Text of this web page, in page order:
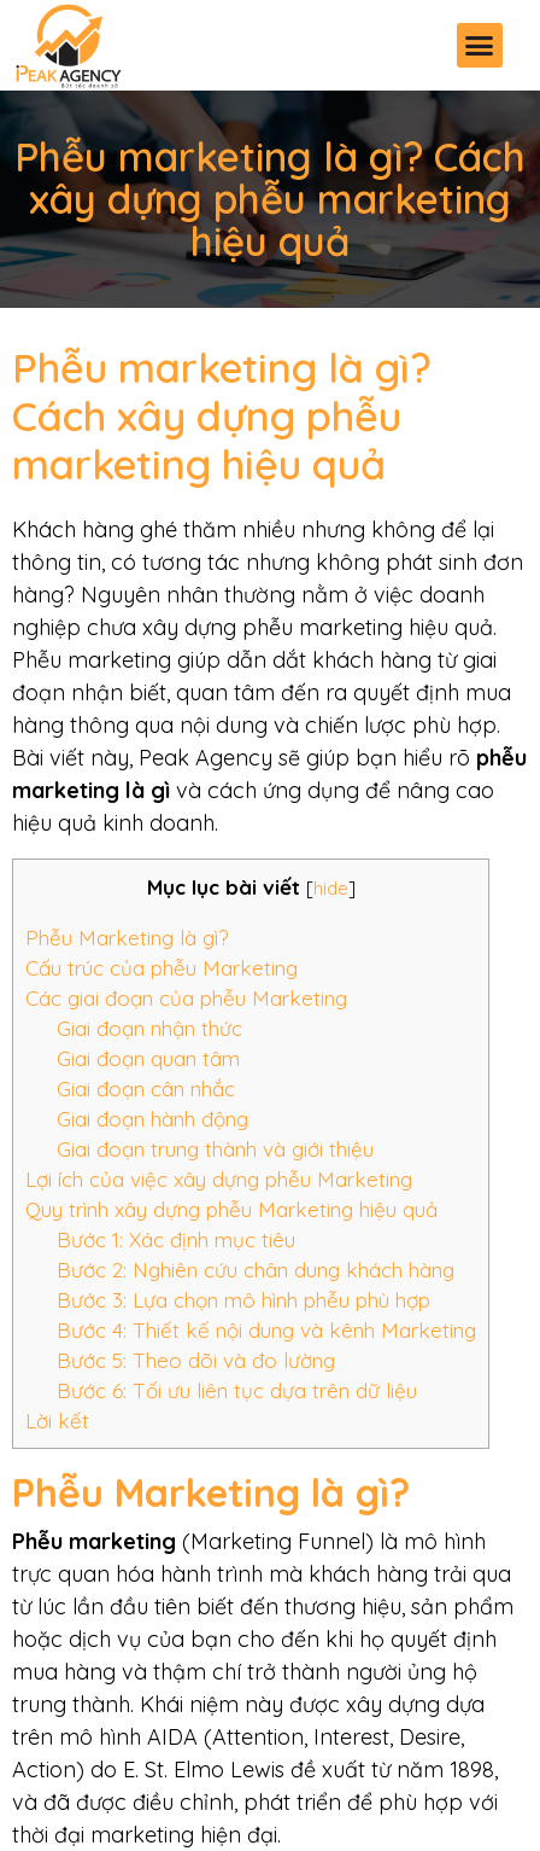
Phễu marketing là gì? Cách
xây dựng phễu marketing
hiệu quả
Phễu marketing là gì?
Cách xây dựng phễu
marketing hiệu quả
Khách hàng ghé thăm nhiều nhưng không để lại
thông tin, có tương tác nhưng không phát sinh đơn
hàng? Nguyên nhân thường nằm ở việc doanh
nghiệp chưa xây dựng phễu marketing hiệu quả.
Phễu marketing giúp dẫn dắt khách hàng từ giai
đoạn nhận biết, quan tâm đến ra quyết định mua
hàng thông qua nội dung và chiến lược phù hợp.
Bài viết này, Peak Agency sẽ giúp bạn hiểu rõ phễu
marketing là gì và cách ứng dụng để nâng cao
hiệu quả kinh doanh.
Mục lục bài viết [hide]
Phễu Marketing là gì?
Cấu trúc của phễu Marketing
Các giai đoạn của phễu Marketing
Giai đoạn nhận thức
Giai đoạn quan tâm
Giai đoạn cân nhắc
Giai đoạn hành động
Giai đoạn trung thành và giới thiệu
Lợi ích của việc xây dựng phễu Marketing
Quy trình xây dựng phễu Marketing hiệu quả
Bước 1: Xác định mục tiêu
Bước 2: Nghiên cứu chân dung khách hàng
Bước 3: Lựa chọn mô hình phễu phù hợp
Bước 4: Thiết kế nội dung và kênh Marketing
Bước 5: Theo dõi và đo lường
Bước 6: Tối ưu liên tục dựa trên dữ liệu
Lời kết
Phễu Marketing là gì?
Phễu marketing (Marketing Funnel) là mô hình
trực quan hóa hành trình mà khách hàng trải qua
từ lúc lần đầu tiên biết đến thương hiệu, sản phẩm
hoặc dịch vụ của bạn cho đến khi họ quyết định
mua hàng và thậm chí trở thành người ủng hộ
trung thành. Khái niệm này được xây dựng dựa
trên mô hình AIDA (Attention, Interest, Desire,
Action) do E. St. Elmo Lewis đề xuất từ năm 1898,
và đã được điều chỉnh, phát triển để phù hợp với
thời đại marketing hiện đại.